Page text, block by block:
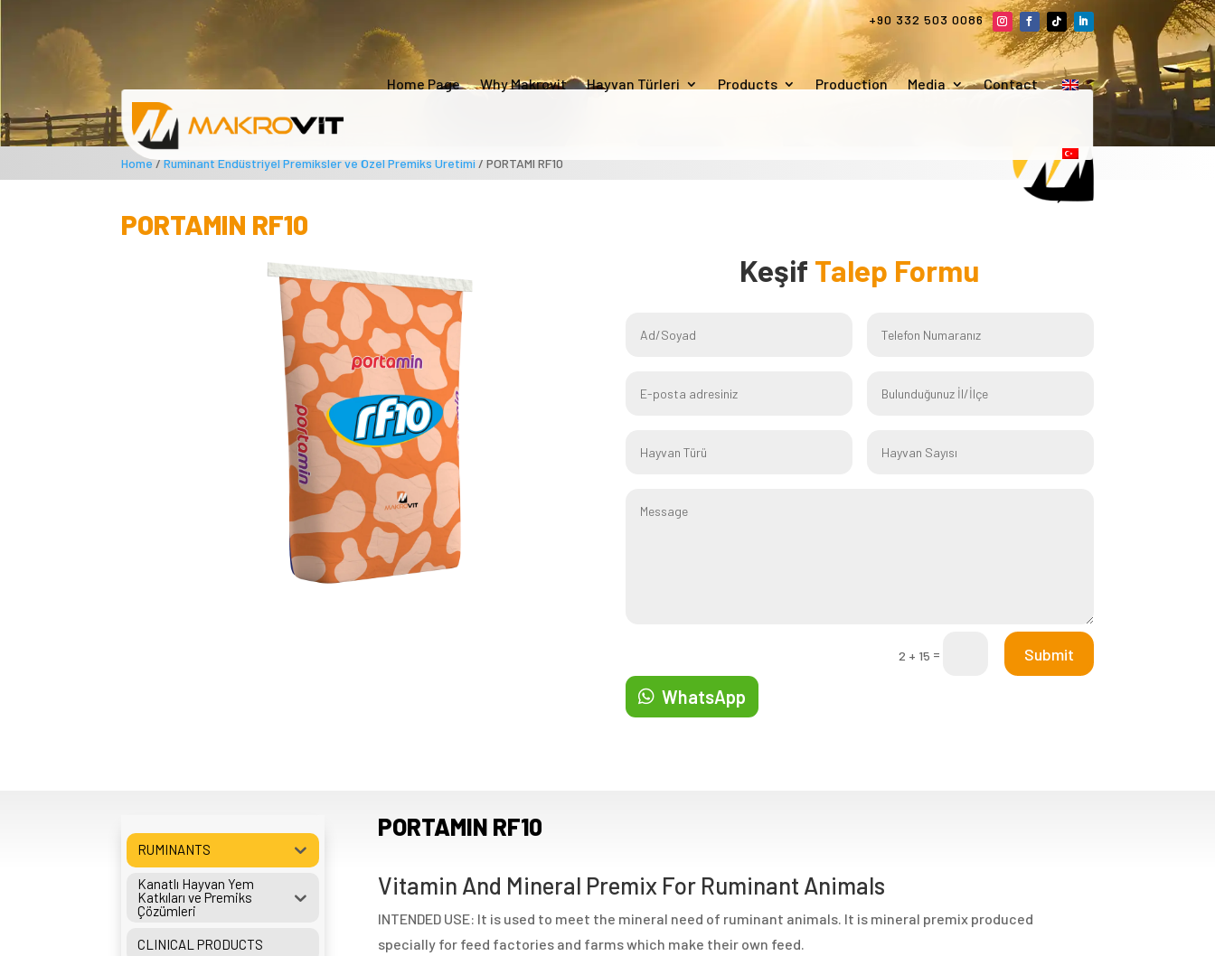
+90 332 503 0086
Home Page Why Makrovit Hayvan Türleri Products Production Media Contact
Home/Ruminant Endüstriyel Premiksler ve Özel Premiks Üretimi/ PORTAMI RF10
PORTAMIN RF10
Keşif Talep Formu
2 + 15 = Submit
WhatsApp
RUMINANTS
Kanatlı Hayvan Yem
Katkıları ve Premiks
Çözümleri
CLINICAL PRODUCTS
PORTAMIN RF10
Vitamin And Mineral Premix For Ruminant Animals
INTENDED USE: It is used to meet the mineral need of ruminant animals. It is mineral premix produced
specially for feed factories and farms which make their own feed.